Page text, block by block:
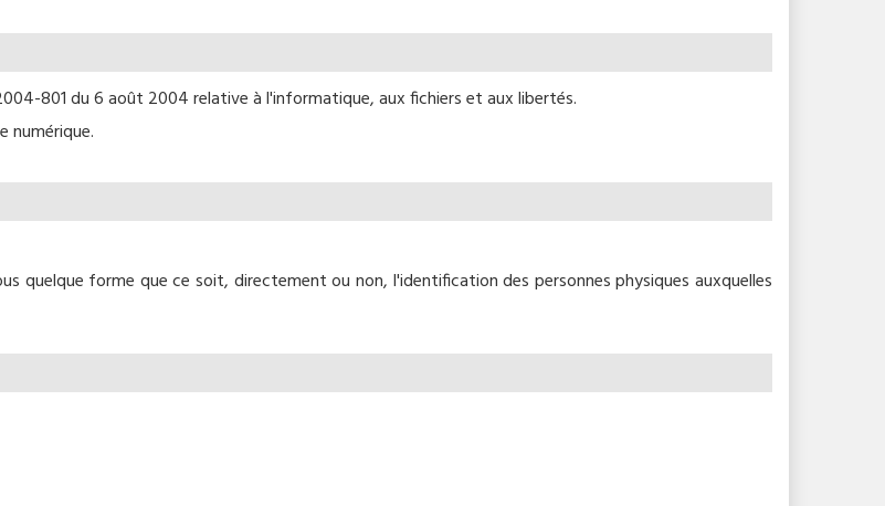
801 du 6 août 2004 relative à l'informatique, aux fichiers et aux libertés.
numérique.
quelque forme que ce soit, directement ou non, l'identification des personnes physiques auxquelles